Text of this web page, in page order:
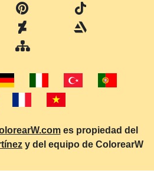
es propiedad del
y del equipo de ColorearW